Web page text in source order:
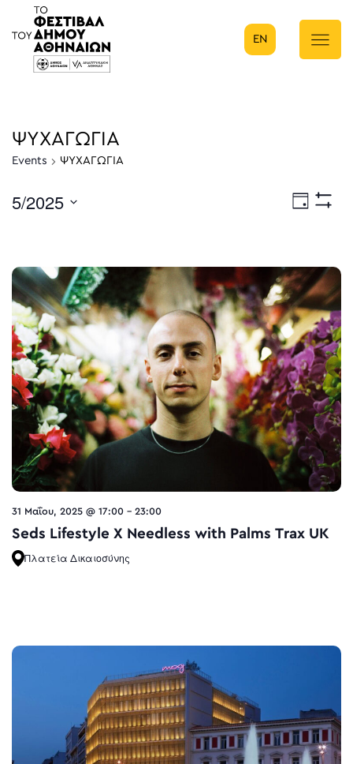
Κύρια πλοήγηση
EN
ΨΥΧΑΓΩΓΙΑ
Events ΨΥΧΑΓΩΓΙΑ
Ημέρα
5/2025
31 Μαΐου, 2025 @ 17:00 - 23:00
Seds Lifestyle X Needless with Palms Trax UK
Πλατεία Δικαιοσύνης